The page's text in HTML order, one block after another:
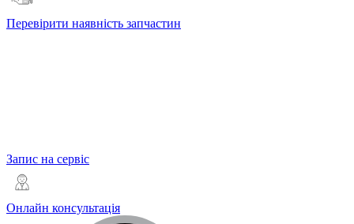
Перевірити наявність запчастин
Запис на сервіс
Онлайн консультація